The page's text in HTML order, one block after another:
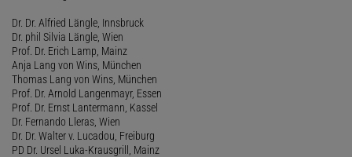
Dr. Dr. Alfried Längle, Innsbruck
Dr. phil Silvia Längle, Wien
Prof. Dr. Erich Lamp, Mainz
Anja Lang von Wins, München
Thomas Lang von Wins, München
Prof. Dr. Arnold Langenmayr, Essen
Prof. Dr. Ernst Lantermann, Kassel
Dr. Fernando Lleras, Wien
Dr. Dr. Walter v. Lucadou, Freiburg
PD Dr. Ursel Luka-Krausgrill, Mainz